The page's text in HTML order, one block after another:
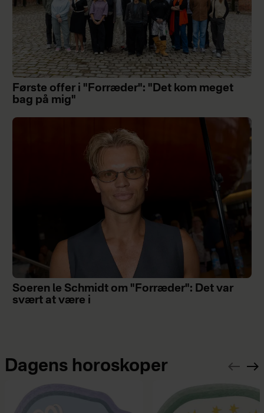
Første offer i "Forræder": "Det kom meget
bag på mig"
Soeren le Schmidt om "Forræder": Det var
svært at være i
Dagens horoskoper